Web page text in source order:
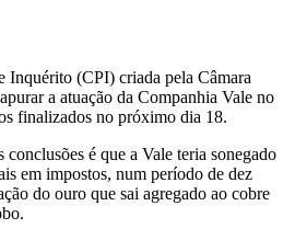
Inquérito (CPI) criada pela Câmara
a atuação da Companhia Vale no
finalizados no próximo dia 18.
conclusões é que a Vale teria sonegado
em impostos, num período de dez
do ouro que sai agregado ao cobre